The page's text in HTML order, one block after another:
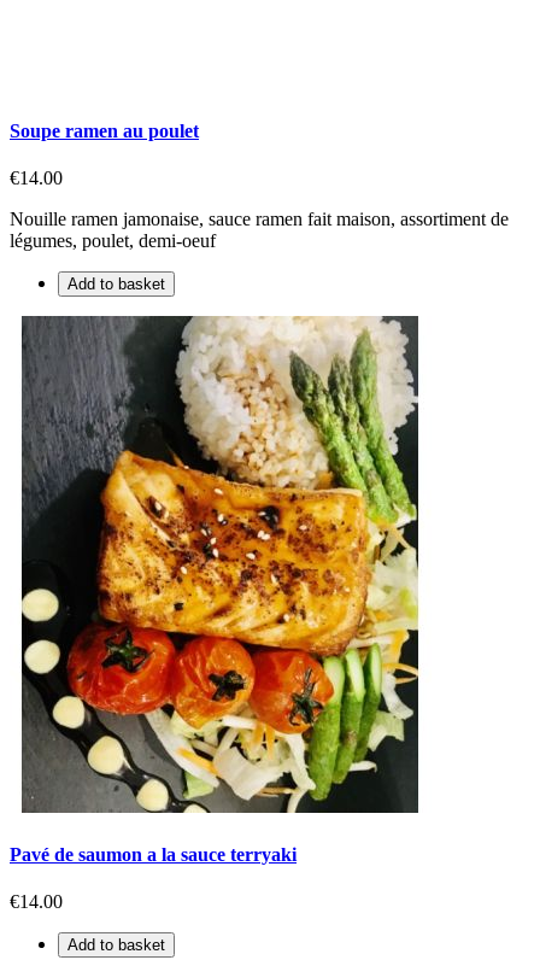
Soupe ramen au poulet
€14.00
Nouille ramen jamonaise, sauce ramen fait maison, assortiment de
légumes, poulet, demi-oeuf
Add to basket
Pavé de saumon a la sauce terryaki
€14.00
Add to basket